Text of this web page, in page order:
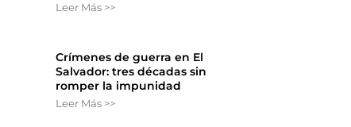
Leer Más >>
Crímenes de guerra en El
Salvador: tres décadas sin
romper la impunidad
Leer Más >>